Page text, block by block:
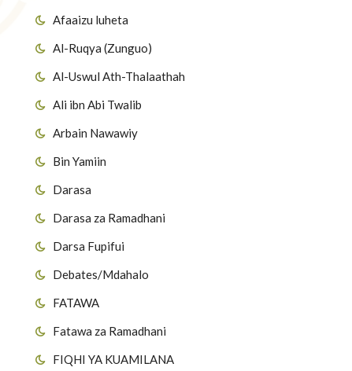
Afaaizu luheta
Al-Ruqya (Zunguo)
Al-Uswul Ath-Thalaathah
Ali ibn Abi Twalib
Arbain Nawawiy
Bin Yamiin
Darasa
Darasa za Ramadhani
Darsa Fupifui
Debates/Mdahalo
FATAWA
Fatawa za Ramadhani
FIQHI YA KUAMILANA